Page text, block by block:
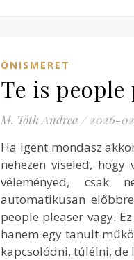
ÖNISMERET
Te is people
M. Tóth Andrea / 2026-
Ha igent mondasz
nehezen viseled,
véleményed, csak
automatikusan
people pleaser vagy.
hanem egy tanult
kapcsolódni, túlélni, de